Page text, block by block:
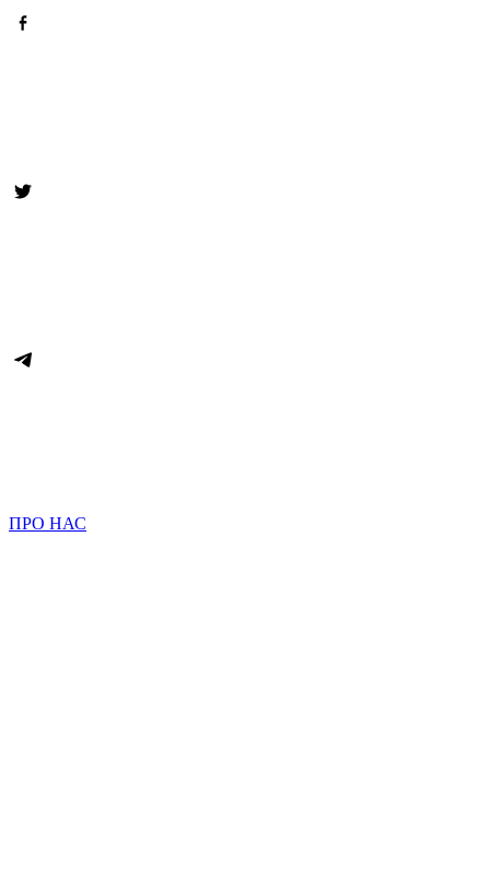
ПРО НАС